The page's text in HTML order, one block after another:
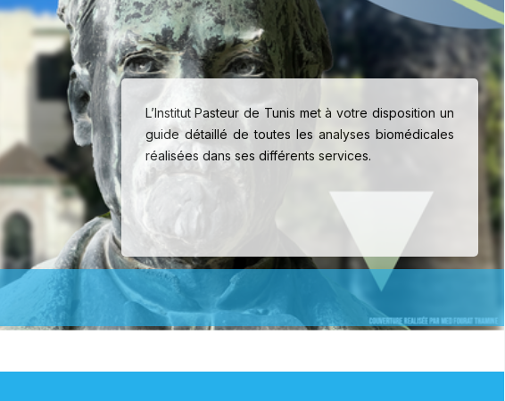
L’Institut Pasteur de Tunis met à votre disposition un
guide détaillé de toutes les analyses biomédicales
réalisées dans ses différents services.